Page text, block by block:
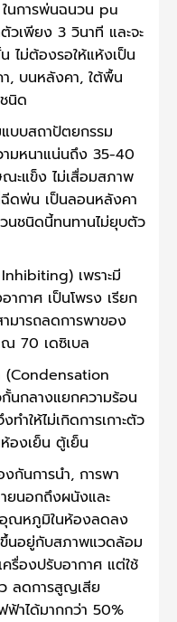
นการพ่นฉนวน pu
วเพียง 3 วินาที และจะ
ไม่ต้องรอให้แห้งเป็น
, บนหลังคา, ใต้พื้น
นิด
บบสถาปัตยกรรม
ามหนาแน่นถึง 35-40
ะแข็ง ไม่เสื่อมสภาพ
ฉีดพ่น เป็นลอนหลังคา
นชนิดนี้ทนทานไม่ยุบตัว
เพราะมี
ากาศ เป็นโพรง เรียก
มารถลดการพาของ
ณ 70 เดซิเบล
(Condensation
นกลางแยกความร้อน
ำให้ไม่เกิดการเกาะตัว
ห้องเย็น ตู้เย็น
กันการนำ, การพา
ยนอกถึงผนังและ
อุณหภูมิในห้องลดลง
นอยู่กับสภาพแวดล้อม
รื่องปรับอากาศ แต่ใช้
ลดการสูญเสีย
ฟ้าได้มากกว่า 50%